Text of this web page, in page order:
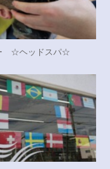
☆ヘッドスパ☆